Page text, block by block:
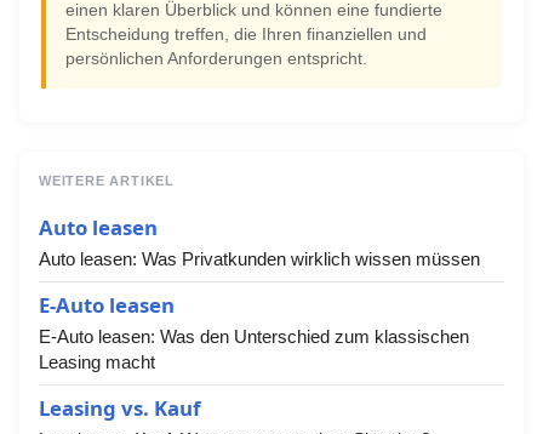
einen klaren Überblick und können eine fundierte
Entscheidung treffen, die Ihren finanziellen und
persönlichen Anforderungen entspricht.
WEITERE ARTIKEL
Auto leasen
Auto leasen: Was Privatkunden wirklich wissen müssen
E-Auto leasen
E-Auto leasen: Was den Unterschied zum klassischen
Leasing macht
Leasing vs. Kauf